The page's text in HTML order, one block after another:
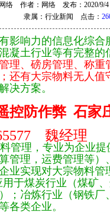
络 作者：网络 发布：2020/9/
隶属： 行业新闻 点击：
影响力的信息化综
凝土行业等有完整的
理、磅房管理、称
还有大宗物料无人
决方案。
控防作弊 石家
魏经理
管理，专业为企业
管理，运费管理等
业实现对大宗物料管
于煤炭行业（煤矿
；冶炼行业（钢铁
各类企业。